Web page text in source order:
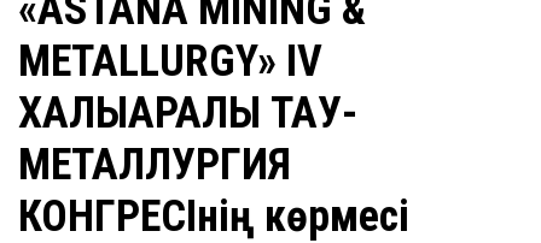
METALLURGY» IV
ХАЛЫҚАРАЛЫҚ ТАУ-
МЕТАЛЛУРГИЯ
КОНГРЕСІнің көрмесі